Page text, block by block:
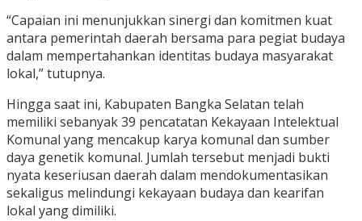
“Capaian ini menunjukkan sinergi dan komitmen kuat
antara pemerintah daerah bersama para pegiat budaya
dalam mempertahankan identitas budaya masyarakat
lokal,” tutupnya.
Hingga saat ini, Kabupaten Bangka Selatan telah
memiliki sebanyak 39 pencatatan Kekayaan Intelektual
Komunal yang mencakup karya komunal dan sumber
daya genetik komunal. Jumlah tersebut menjadi bukti
nyata keseriusan daerah dalam mendokumentasikan
sekaligus melindungi kekayaan budaya dan kearifan
lokal yang dimiliki.